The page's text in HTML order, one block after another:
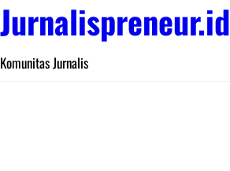
Jurnalispreneur.id
Komunitas Jurnalis